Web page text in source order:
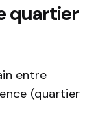
quartier
entre
(quartier